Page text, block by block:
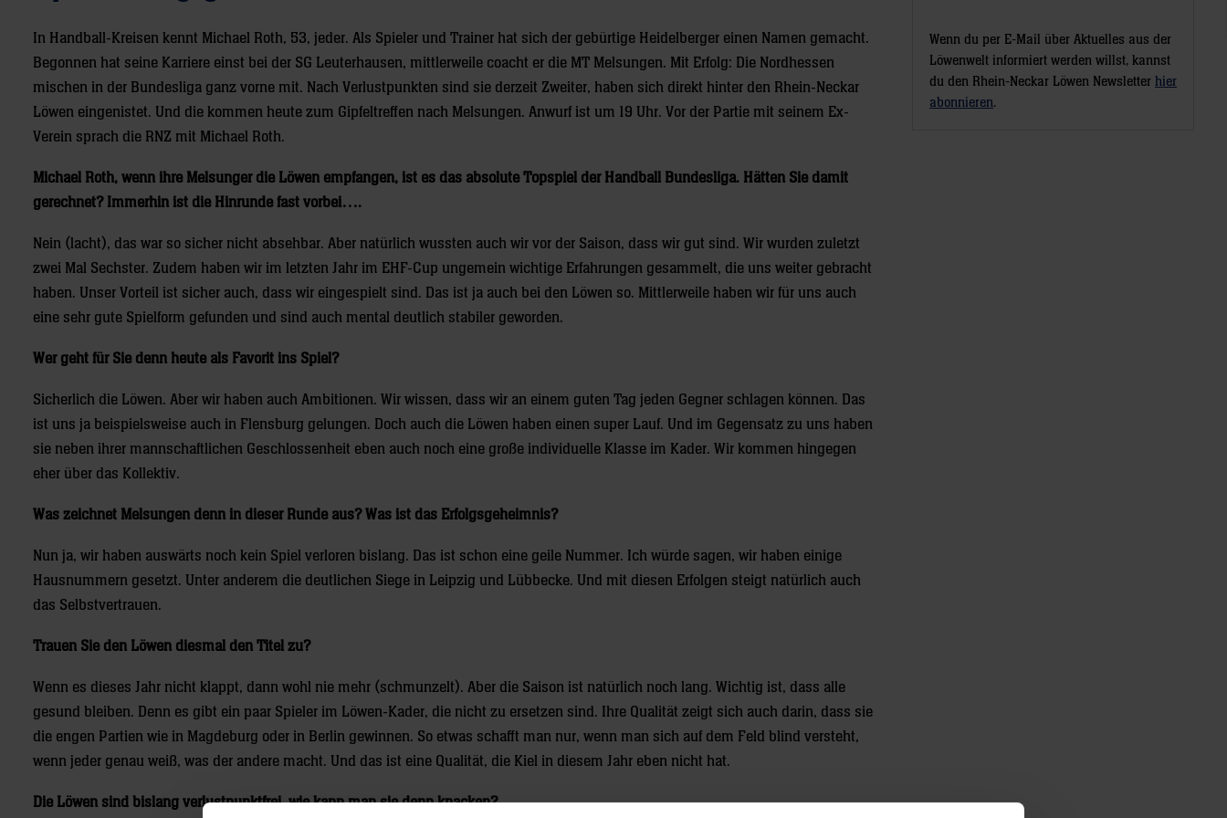
In Handball-Kreisen kennt Michael Roth, 53, jeder. Als Spieler und Trainer hat sich der gebürtige Heidelberger einen Namen gemacht.
Begonnen hat seine Karriere einst bei der SG Leuterhausen, mittlerweile coacht er die MT Melsungen. Mit Erfolg: Die Nordhessen
mischen in der Bundesliga ganz vorne mit. Nach Verlustpunkten sind sie derzeit Zweiter, haben sich direkt hinter den Rhein-Neckar
Löwen eingenistet. Und die kommen heute zum Gipfeltreffen nach Melsungen. Anwurf ist um 19 Uhr. Vor der Partie mit seinem Ex-
Verein sprach die RNZ mit Michael Roth.
Michael Roth, wenn ihre Melsunger die Löwen empfangen, ist es das absolute Topspiel der Handball Bundesliga. Hätten Sie damit
gerechnet? Immerhin ist die Hinrunde fast vorbei….
Nein (lacht), das war so sicher nicht absehbar. Aber natürlich wussten auch wir vor der Saison, dass wir gut sind. Wir wurden zuletzt
zwei Mal Sechster. Zudem haben wir im letzten Jahr im EHF-Cup ungemein wichtige Erfahrungen gesammelt, die uns weiter gebracht
haben. Unser Vorteil ist sicher auch, dass wir eingespielt sind. Das ist ja auch bei den Löwen so. Mittlerweile haben wir für uns auch
eine sehr gute Spielform gefunden und sind auch mental deutlich stabiler geworden.
Wer geht für Sie denn heute als Favorit ins Spiel?
Sicherlich die Löwen. Aber wir haben auch Ambitionen. Wir wissen, dass wir an einem guten Tag jeden Gegner schlagen können. Das
ist uns ja beispielsweise auch in Flensburg gelungen. Doch auch die Löwen haben einen super Lauf. Und im Gegensatz zu uns haben
sie neben ihrer mannschaftlichen Geschlossenheit eben auch noch eine große individuelle Klasse im Kader. Wir kommen hingegen
eher über das Kollektiv.
Was zeichnet Melsungen denn in dieser Runde aus? Was ist das Erfolgsgeheimnis?
Nun ja, wir haben auswärts noch kein Spiel verloren bislang. Das ist schon eine geile Nummer. Ich würde sagen, wir haben einige
Hausnummern gesetzt. Unter anderem die deutlichen Siege in Leipzig und Lübbecke. Und mit diesen Erfolgen steigt natürlich auch
das Selbstvertrauen.
Trauen Sie den Löwen diesmal den Titel zu?
Wenn es dieses Jahr nicht klappt, dann wohl nie mehr (schmunzelt). Aber die Saison ist natürlich noch lang. Wichtig ist, dass alle
gesund bleiben. Denn es gibt ein paar Spieler im Löwen-Kader, die nicht zu ersetzen sind. Ihre Qualität zeigt sich auch darin, dass sie
die engen Partien wie in Magdeburg oder in Berlin gewinnen. So etwas schafft man nur, wenn man sich auf dem Feld blind versteht,
wenn jeder genau weiß, was der andere macht. Und das ist eine Qualität, die Kiel in diesem Jahr eben nicht hat.
Die Löwen sind bislang verlustpunktfrei, wie kann man sie denn knacken?
Wenn du per E-Mail über Aktuelles aus der
Löwenwelt informiert werden willst, kannst
du den Rhein-Neckar Löwen Newsletter hier
abonnieren.